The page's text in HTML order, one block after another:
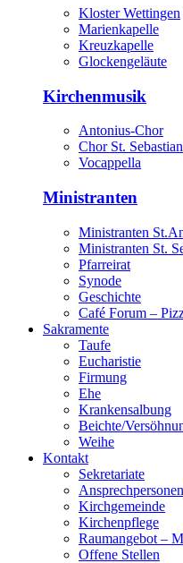
Kloster Wettingen
Marienkapelle
Kreuzkapelle
Glockengeläute
Kirchenmusik
Antonius-Chor
Chor St. Sebastian
Vocappella
Ministranten
Ministranten
Ministranten St.
Pfarreirat
Synode
Geschichte
Café Forum –
Sakramente
Taufe
Eucharistie
Firmung
Ehe
Krankensalbung
Beichte/
Weihe
Kontakt
Sekretariate
Ansprechpersonen
Kirchgemeinde
Kirchenpflege
Raumangebot –
Offene Stellen